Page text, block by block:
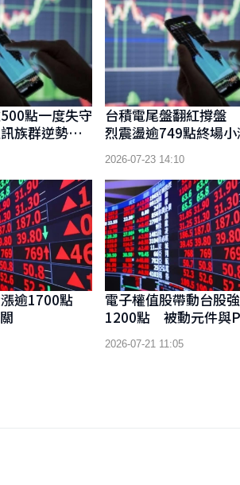
點一度失守
族群逆勢走
台積電尾盤翻紅撐盤
烈震盪逾749點終場
2026-07-23 14:10
逾1700點
電子權值股帶動台股
1200點 被動元件與
2026-07-21 11:05